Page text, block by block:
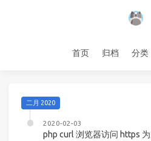
首页 归档 分类
二月 2020
2020-02-03
php curl 浏览器访问 https